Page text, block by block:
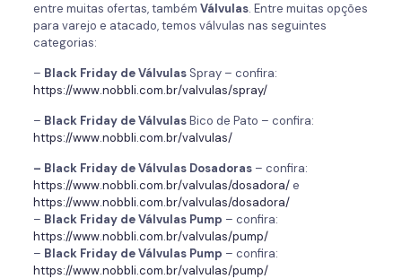
entre muitas ofertas, também Válvulas. Entre muitas opções
para varejo e atacado, temos válvulas nas seguintes
categorias:
– Black Friday de VálvulasSpray – confira:
https://www.nobbli.com.br/valvulas/spray/
– Black Friday de VálvulasBico de Pato – confira:
https://www.nobbli.com.br/valvulas/
– Black Friday de Válvulas Dosadoras– confira:
https://www.nobbli.com.br/valvulas/dosadora/e
https://www.nobbli.com.br/valvulas/dosadora/
– Black Friday de Válvulas Pump – confira:
https://www.nobbli.com.br/valvulas/pump/
– Black Friday de Válvulas Pump – confira:
https://www.nobbli.com.br/valvulas/pump/